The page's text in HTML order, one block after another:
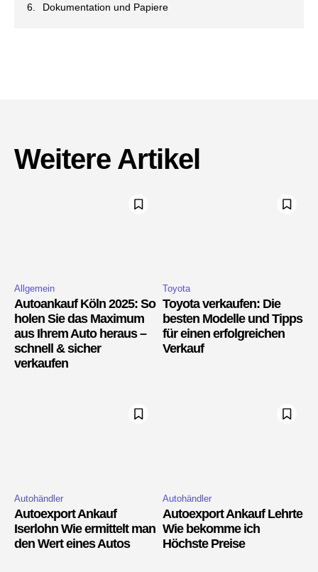
Dokumentation und Papiere
Weitere Artikel
Allgemein
Autoankauf Köln 2025: So
holen Sie das Maximum
aus Ihrem Auto heraus –
schnell & sicher
verkaufen
Toyota
Toyota verkaufen: Die
besten Modelle und Tipps
für einen erfolgreichen
Verkauf
Autohändler
Autoexport Ankauf
Iserlohn Wie ermittelt man
den Wert eines Autos
Autohändler
Autoexport Ankauf Lehrte
Wie bekomme ich
Höchste Preise